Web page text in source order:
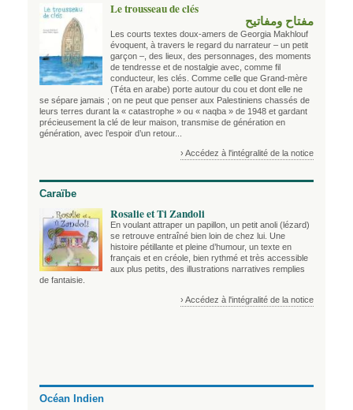
Le trousseau de clés
مفتاح ومفاتيح
Les courts textes doux-amers de Georgia Makhlouf
évoquent, à travers le regard du narrateur – un petit
garçon –, des lieux, des personnages, des moments
de tendresse et de nostalgie avec, comme fil
conducteur, les clés. Comme celle que Grand-mère
(Téta en arabe) porte autour du cou et dont elle ne
se sépare jamais ; on ne peut que penser aux Palestiniens chassés de
leurs terres durant la « catastrophe » ou « naqba » de 1948 et gardant
précieusement la clé de leur maison, transmise de génération en
génération, avec l’espoir d’un retour...
› Accédez à l'intégralité de la notice
Caraïbe
Rosalie et Ti Zandoli
En voulant attraper un papillon, un petit anoli (lézard)
se retrouve entraîné bien loin de chez lui. Une
histoire pétillante et pleine d’humour, un texte en
français et en créole, bien rythmé et très accessible
aux plus petits, des illustrations narratives remplies
de fantaisie.
› Accédez à l'intégralité de la notice
Océan Indien